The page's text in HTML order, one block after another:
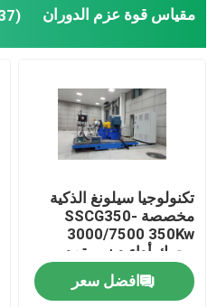
مقياس قوة عزم الدوران (37)
تكنولوجيا سيلونغ الذكية
مخصصة SSCG350-
3000/7500 350Kw
محرك أداء دينو مقعد
الاختبار
افضل سعر